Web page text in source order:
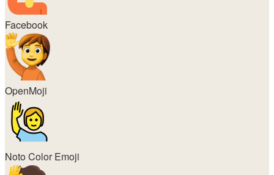
Facebook
OpenMoji
Noto Color Emoji